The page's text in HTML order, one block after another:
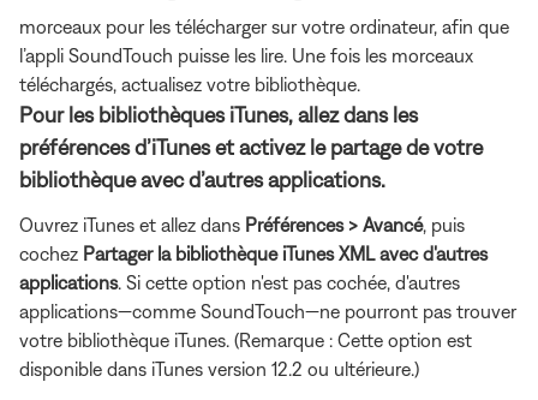
morceaux pour les télécharger sur votre ordinateur, afin que
l’appli SoundTouch puisse les lire. Une fois les morceaux
téléchargés, actualisez votre bibliothèque.
Pour les bibliothèques iTunes, allez dans les
préférences d’iTunes et activez le partage de votre
bibliothèque avec d’autres applications.
Ouvrez iTunes et allez dans Préférences > Avancé, puis
cochez Partager la bibliothèque iTunes XML avec d'autres
applications. Si cette option n'est pas cochée, d'autres
applications—comme SoundTouch—ne pourront pas trouver
votre bibliothèque iTunes. (Remarque : Cette option est
disponible dans iTunes version 12.2 ou ultérieure.)